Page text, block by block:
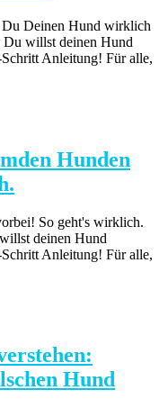
Deinen Hund wirklich
Du willst deinen Hund
Anleitung! Für alle,
Hunden
So geht's wirklich.
deinen Hund
Anleitung! Für alle,
Hund